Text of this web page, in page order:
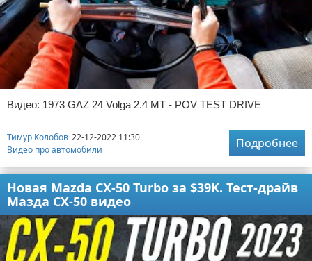
Видео: 1973 GAZ 24 Volga 2.4 MT - POV TEST DRIVE
Тимур Колобов 22-12-2022 11:30
Видео про автомобили
Подробнее
Новая Mazda CX-50 Turbo за $39K. Тест-драйв
Мазда CX-50 видео